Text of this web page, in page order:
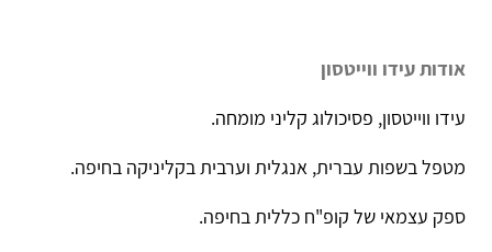
אודות עידו ווייטסון
עידו ווייטסון, פסיכולוג קליני מומחה.
מטפל בשפות עברית, אנגלית וערבית בקליניקה בחיפה.
ספק עצמאי של קופ"ח כללית בחיפה.